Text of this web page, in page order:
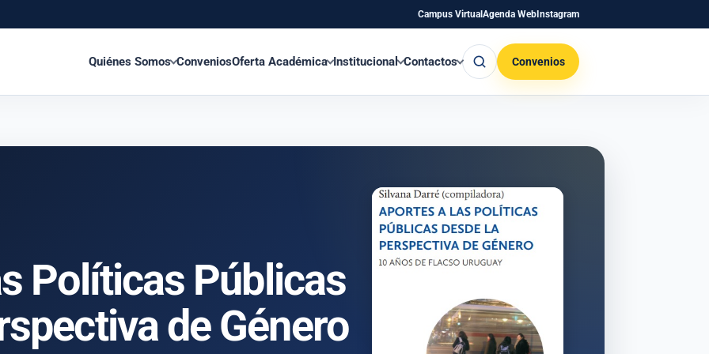
Campus VirtualAgenda WebInstagram
Quiénes Somos ConveniosOferta Académica Institucional Contactos Buscar Convenios
Políticas Públicas
de Género